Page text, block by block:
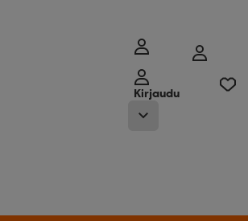
Kirjaudu